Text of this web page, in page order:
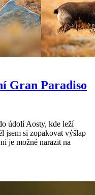
Gran Paradiso
údolí Aosty, kde leží
jsem si zopakovat výšlap
je možné narazit na